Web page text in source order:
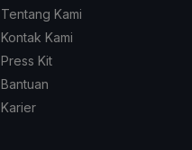
Tentang Kami
Kontak Kami
Press Kit
Bantuan
Karier